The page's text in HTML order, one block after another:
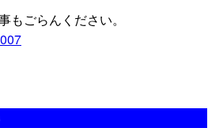
もごらんください。